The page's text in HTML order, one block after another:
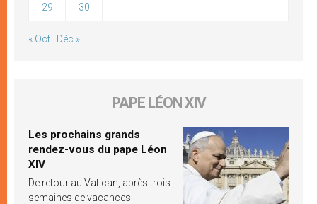
29 30
« Oct Déc »
PAPE LÉON XIV
Les prochains grands
rendez-vous du pape Léon
XIV
De retour au Vatican, après trois
semaines de vacances